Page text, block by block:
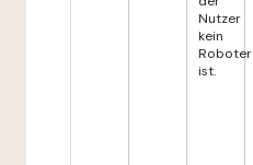
Nutzer
kein
Roboter
ist.